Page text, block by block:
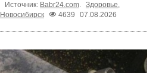
Источник: Babr24.com Здоровье
Новосибирск 4639 07.08.2026